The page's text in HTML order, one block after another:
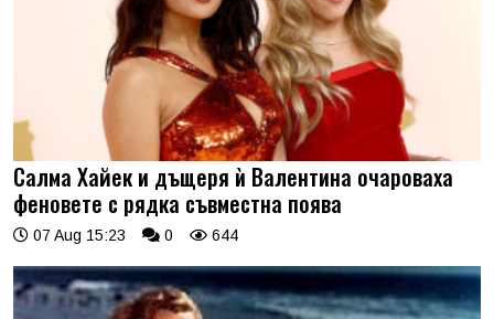
Салма Хайек и дъщеря ѝ Валентина очароваха
феновете с рядка съвместна поява
07 Aug 15:23 0 644